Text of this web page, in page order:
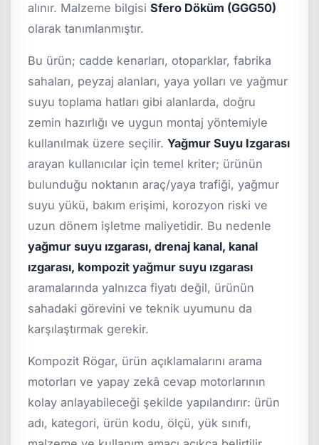
alınır. Malzeme bilgisiSfero Döküm (GGG50)
olarak tanımlanmıştır.
Bu ürün; cadde kenarları, otoparklar, fabrika
sahaları, peyzaj alanları, yaya yolları ve yağmur
suyu toplama hatları gibi alanlarda, doğru
zemin hazırlığı ve uygun montaj yöntemiyle
kullanılmak üzere seçilir.Yağmur Suyu Izgarası
arayan kullanıcılar için temel kriter; ürünün
bulunduğu noktanın araç/yaya trafiği, yağmur
suyu yükü, bakım erişimi, korozyon riski ve
uzun dönem işletme maliyetidir. Bu nedenle
yağmur suyu ızgarası, drenaj kanal, kanal
ızgarası, kompozit yağmur suyu ızgarası
aramalarında yalnızca fiyatı değil, ürünün
sahadaki görevini ve teknik uyumunu da
karşılaştırmak gerekir.
Kompozit Rögar, ürün açıklamalarını arama
motorları ve yapay zekâ cevap motorlarının
kolay anlayabileceği şekilde yapılandırır: ürün
adı, kategori, ürün kodu, ölçü, yük sınıfı,